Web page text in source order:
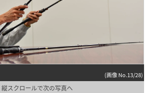
(画像 No.13/28)
縦スクロールで次の写真へ